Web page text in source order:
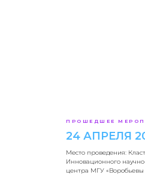
ПРОШЕДШЕЕ
24 АПРЕЛЯ
Место проведения:
Инновационного
центра МГУ «Воробьевы